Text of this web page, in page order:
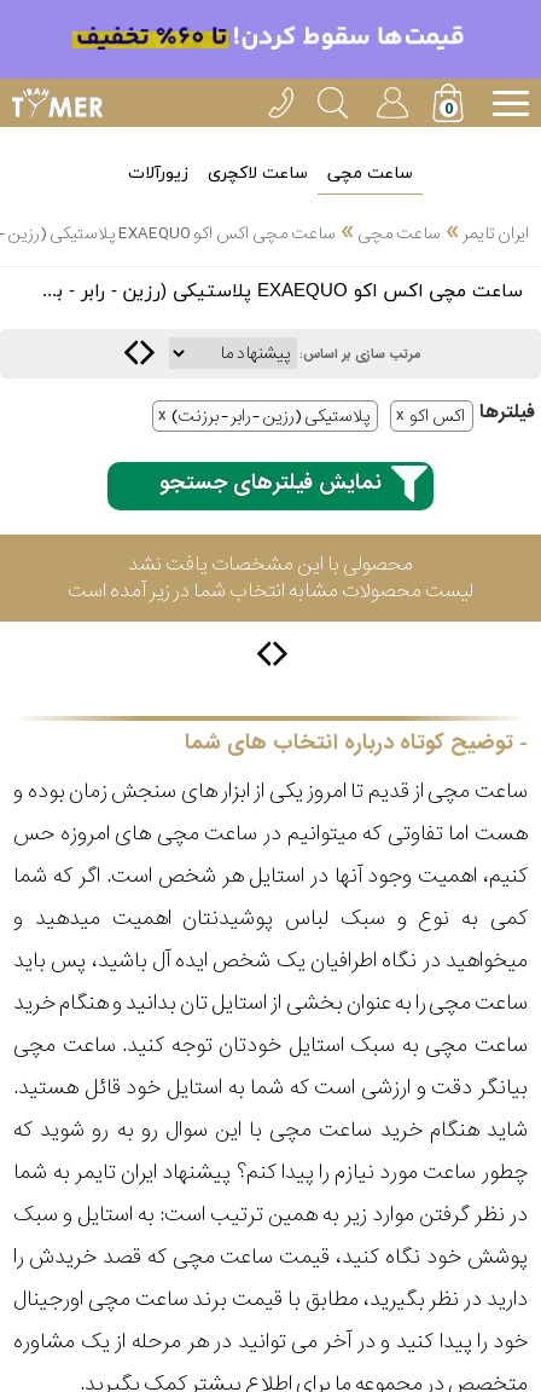
ساعت مچی ساعت لاکچری زیورآلات
ایران تایمر » ساعت مچی» ساعت مچی اکس اکو EXAEQUO پلاستیکی (رزین - رابر - برزنت)
ساعت مچی اکس اکو EXAEQUO پلاستیکی (رزین - رابر - برزنت)
مرتب سازی بر اساس:
فیلتر‌ها اکس اکو پلاستیکی (رزین - رابر - برزنت)
نمایش فیلترهای جستجو
محصولی با این مشخصات یافت نشد
لیست محصولات مشابه انتخاب شما در زیر آمده است
توضیح کوتاه درباره انتخاب های شما
ساعت مچی از قدیم تا امروز یکی از ابزار های سنجش زمان بوده و
هست اما تفاوتی که میتوانیم در ساعت مچی های امروزه حس
کنیم، اهمیت وجود آنها در استایل هر شخص است. اگر که شما
کمی به نوع و سبک لباس پوشیدنتان اهمیت میدهید و
میخواهید در نگاه اطرافیان یک شخص ایده آل باشید، پس باید
ساعت مچی را به عنوان بخشی از استایل تان بدانید و هنگام خرید
ساعت مچی به سبک استایل خودتان توجه کنید. ساعت مچی
بیانگر دقت و ارزشی است که شما به استایل خود قائل هستید.
شاید هنگام خرید ساعت مچی با این سوال رو به رو شوید که
چطور ساعت مورد نیازم را پیدا کنم؟ پیشنهاد ایران تایمر به شما
در نظر گرفتن موارد زیر به همین ترتیب است: به استایل و سبک
پوشش خود نگاه کنید، قیمت ساعت مچی که قصد خریدش را
دارید در نظر بگیرید، مطابق با قیمت برند ساعت مچی اورجینال
خود را پیدا کنید و در آخر می توانید در هر مرحله از یک مشاوره
متخصص در مجموعه ما برای اطلاع بیشتر کمک بگیرید.
انتخاب
بین 3
3
سیکو
سیتیزن
اورینت
پیلار
لیکوپر
آدیداس
متی
اکس
نمایش
جنسیت
استایل
محدوده
عرض
طرح